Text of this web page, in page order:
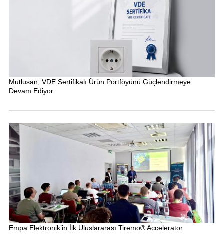
Mutlusan, VDE Sertifikalı Ürün Portföyünü Güçlendirmeye
Devam Ediyor
Empa Elektronik’in İlk Uluslararası Tiremo® Accelerator